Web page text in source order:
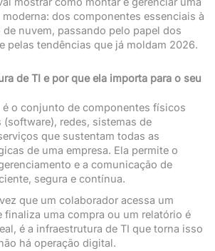
moderna: dos componentes essenciais à
nuvem, passando pelo papel dos
pelas tendências que já moldam 2026.
de TI e por que ela importa para o seu
é o conjunto de componentes físicos
redes, sistemas de
que sustentam todas as
de uma empresa. Ela permite o
e a comunicação de
segura e contínua.
que um colaborador acessa um
finaliza uma compra ou um relatório é
é a infraestrutura de TI que torna isso
há operação digital.